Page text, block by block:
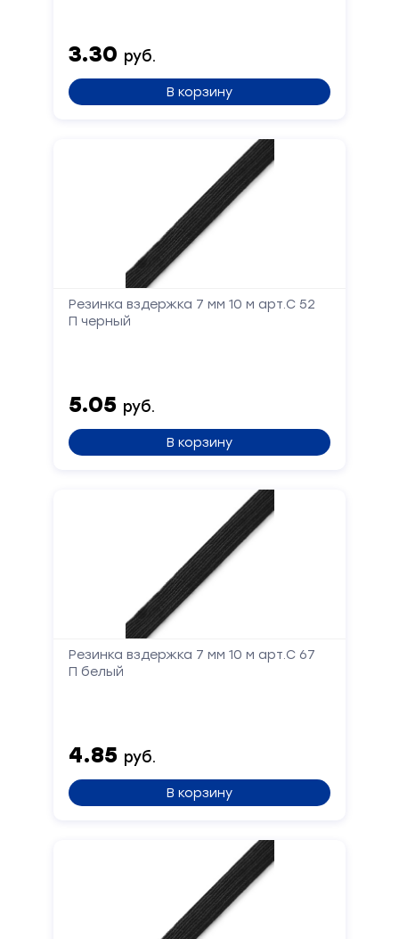
3.30 руб.
В корзину
Резинка вздержка 7 мм 10 м арт.С 52
П черный
5.05 руб.
В корзину
Резинка вздержка 7 мм 10 м арт.С 67
П белый
4.85 руб.
В корзину
форму,
и
перезвоним
Ваше
имя
Отправить